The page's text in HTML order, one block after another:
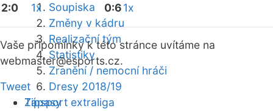
Soupiska
Změny v kádru
Realizační tým
Statistiky
Zranění / nemocní hráči
Dresy 2018/19
Zápasy
2:0
1x
0:61x
Vaše připomínky k této stránce uvítáme na
webmaster@esports.cz.
Tweet
Tipsport extraliga